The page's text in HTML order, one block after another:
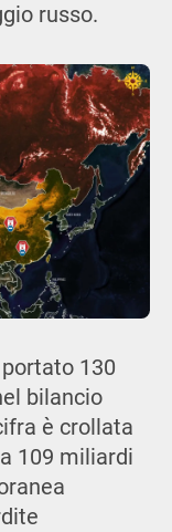
russo.
130
bilancio
è crollata
109 miliardi